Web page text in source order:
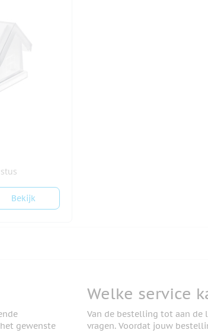
Bekijk
gewenste
Welke service
Van de bestelling tot aan de
vragen. Voordat jouw